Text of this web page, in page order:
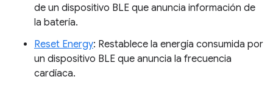
de un dispositivo BLE que anuncia información de
la batería.
Reset Energy: Restablece la energía consumida por
un dispositivo BLE que anuncia la frecuencia
cardíaca.